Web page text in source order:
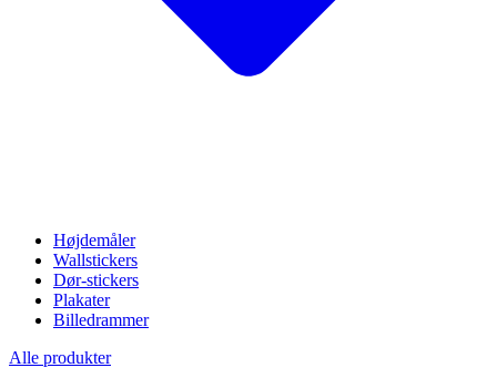
Højdemåler
Wallstickers
Dør-stickers
Plakater
Billedrammer
Alle produkter